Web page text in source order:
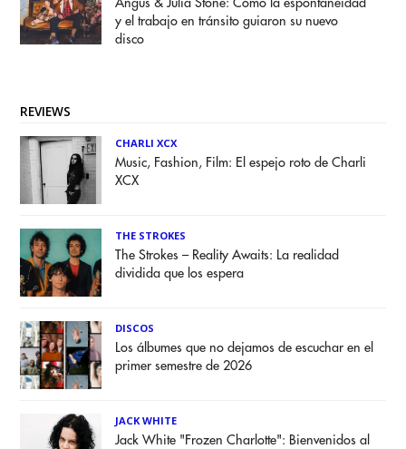
Angus & Julia Stone: Cómo la espontaneidad
y el trabajo en tránsito guiaron su nuevo
disco
REVIEWS
CHARLI XCX
Music, Fashion, Film: El espejo roto de Charli
XCX
THE STROKES
The Strokes – Reality Awaits: La realidad
dividida que los espera
DISCOS
Los álbumes que no dejamos de escuchar en el
primer semestre de 2026
JACK WHITE
Jack White "Frozen Charlotte": Bienvenidos al